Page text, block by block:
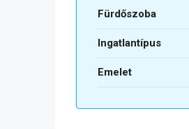
Fürdőszoba
Ingatlantípus
Emelet